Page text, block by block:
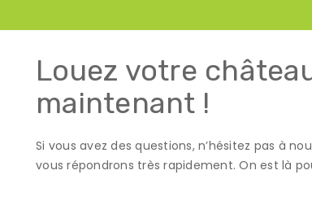
Louez votre
maintenant !
Si vous avez des questions, n’hésitez pas à
vous répondrons très rapidement. On est là